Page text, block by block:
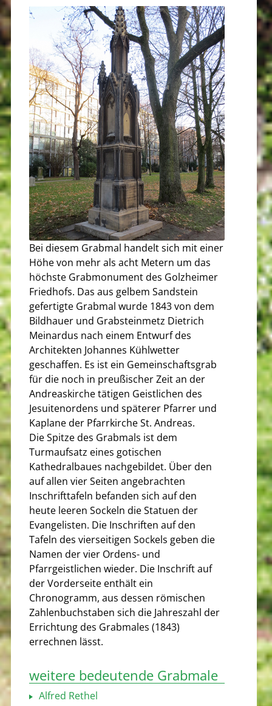
Bei diesem Grabmal handelt sich mit einer
Höhe von mehr als acht Metern um das
höchste Grabmonument des Golzheimer
Friedhofs. Das aus gelbem Sandstein
gefertigte Grabmal wurde 1843 von dem
Bildhauer und Grabsteinmetz Dietrich
Meinardus nach einem Entwurf des
Architekten Johannes Kühlwetter
geschaffen. Es ist ein Gemeinschaftsgrab
für die noch in preußischer Zeit an der
Andreaskirche tätigen Geistlichen des
Jesuitenordens und späterer Pfarrer und
Kaplane der Pfarrkirche St. Andreas.
Die Spitze des Grabmals ist dem
Turmaufsatz eines gotischen
Kathedralbaues nachgebildet. Über den
auf allen vier Seiten angebrachten
Inschrifttafeln befanden sich auf den
heute leeren Sockeln die Statuen der
Evangelisten. Die Inschriften auf den
Tafeln des vierseitigen Sockels geben die
Namen der vier Ordens- und
Pfarrgeistlichen wieder. Die Inschrift auf
der Vorderseite enthält ein
Chronogramm, aus dessen römischen
Zahlenbuchstaben sich die Jahreszahl der
Errichtung des Grabmales (1843)
errechnen lässt.
weitere bedeutende Grabmale
Alfred Rethel